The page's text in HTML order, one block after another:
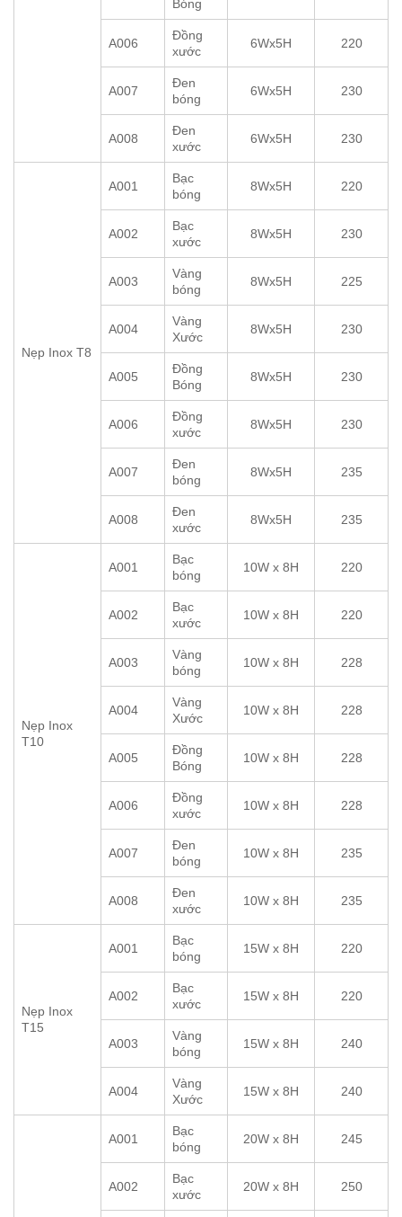
Bóng
A006
Đồng
xước
6Wx5H 220
A007
Đen
bóng
6Wx5H 230
A008
Đen
xước
6Wx5H 230
Nẹp Inox T8
A001
Bạc
bóng
8Wx5H 220
A002
Bạc
xước
8Wx5H 230
A003
Vàng
bóng
8Wx5H 225
A004
Vàng
Xước
8Wx5H 230
A005
Đồng
Bóng
8Wx5H 230
A006
Đồng
xước
8Wx5H 230
A007
Đen
bóng
8Wx5H 235
A008
Đen
xước
8Wx5H 235
Nẹp Inox
T10
A001
Bạc
bóng
10W x 8H 220
A002
Bạc
xước
10W x 8H 220
A003
Vàng
bóng
10W x 8H 228
A004
Vàng
Xước
10W x 8H 228
A005
Đồng
Bóng
10W x 8H 228
A006
Đồng
xước
10W x 8H 228
A007
Đen
bóng
10W x 8H 235
A008
Đen
xước
10W x 8H 235
Nẹp Inox
T15
A001
Bạc
bóng
15W x 8H 220
A002
Bạc
xước
15W x 8H 220
A003
Vàng
bóng
15W x 8H 240
A004
Vàng
Xước
15W x 8H 240
A001
Bạc
bóng
20W x 8H 245
A002
Bạc
xước
20W x 8H 250